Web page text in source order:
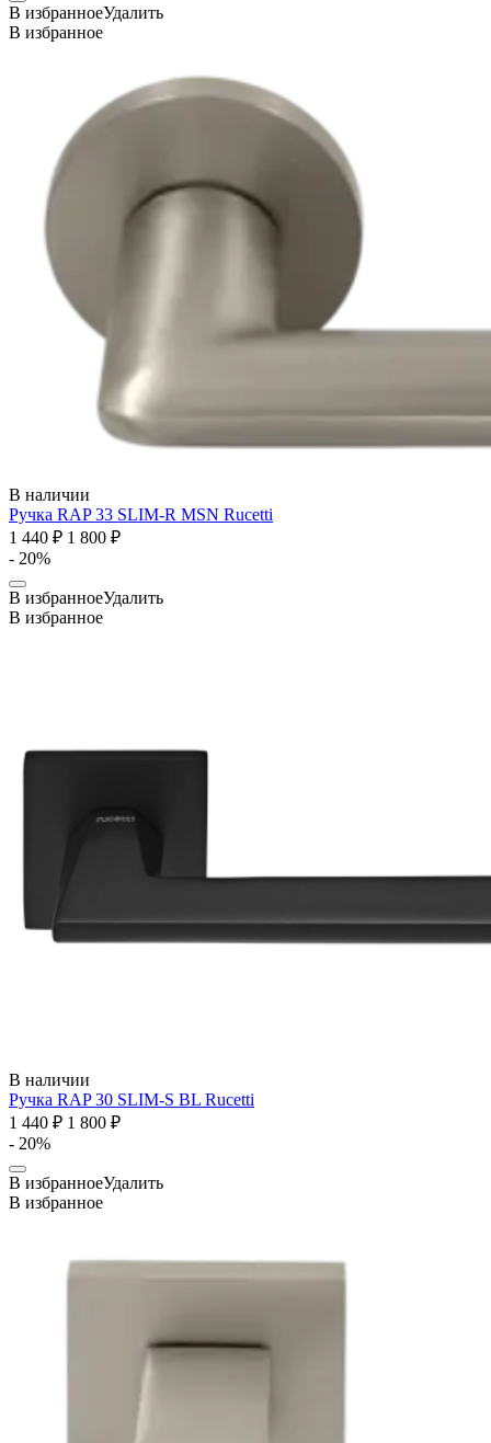
В избранноеУдалить
В избранное
В наличии
Ручка RAP 33 SLIM-R MSN Rucetti
1 440 ₽ 1 800 ₽
- 20%
В избранноеУдалить
В избранное
В наличии
Ручка RAP 30 SLIM-S BL Rucetti
1 440 ₽ 1 800 ₽
- 20%
В избранноеУдалить
В избранное